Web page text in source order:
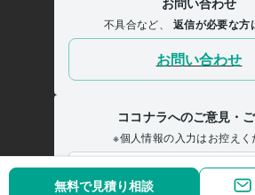
無料で見積り相談